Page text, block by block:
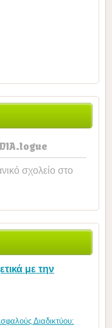
σχολείο στο
με την
Διαδικτύου: